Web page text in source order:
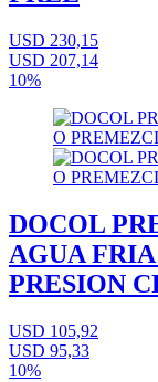
USD 230,15
USD 207,14
10%
DOCOL
AGUA
PRESION
USD 105,92
USD 95,33
10%